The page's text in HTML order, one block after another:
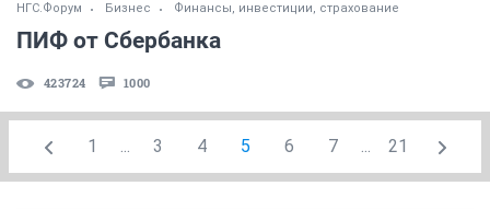
НГС.Форум Бизнес Финансы, инвестиции, страхование
ПИФ от Сбербанка
423724 1000
1 ... 3 4 5 6 7 ... 21